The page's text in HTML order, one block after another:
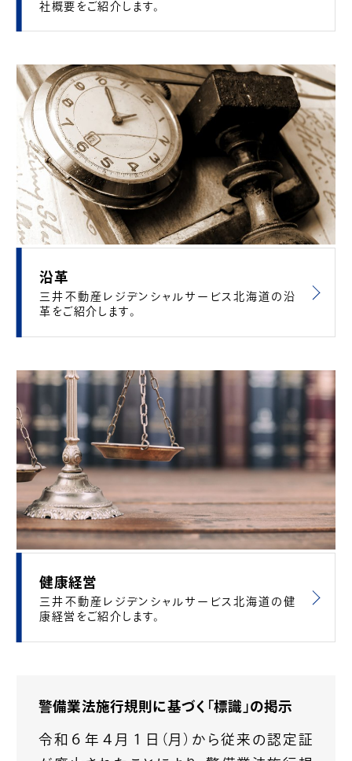
社概要をご紹介します。
沿革
三井不動産レジデンシャルサービス北海道の沿
革をご紹介します。
健康経営
三井不動産レジデンシャルサービス北海道の健
康経営をご紹介します。
警備業法施行規則に基づく「標識」の掲示
令和６年４月１日（月）から従来の認定証